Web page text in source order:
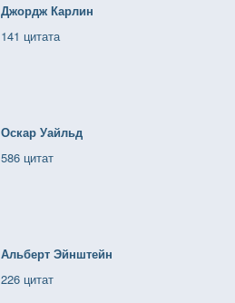
Джордж Карлин
141 цитата
Оскар Уайльд
586 цитат
Альберт Эйнштейн
226 цитат